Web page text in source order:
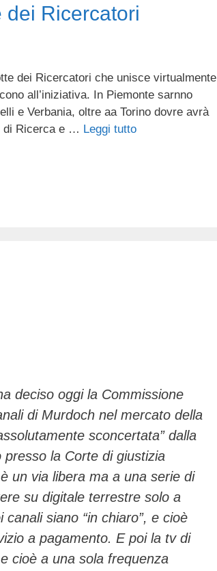
dei Ricercatori
dei Ricercatori che unisce virtualmente
all’iniziativa. In Piemonte sarnno
e Verbania, oltre aa Torino dovre avrà
di Ricerca e … Leggi tutto
deciso oggi la Commissione
di Murdoch nel mercato della
sconcertata” dalla
la Corte di giustizia
un via libera ma a una serie di
su digitale terrestre solo a
siano “in chiaro”, e cioè
a pagamento. E poi la tv di
cioè a una sola frequenza